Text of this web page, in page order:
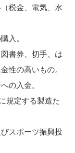
税金、電気、水
入。
書券、切手、は
性の高いもの。
の入金。
定する製造た
スポーツ振興投